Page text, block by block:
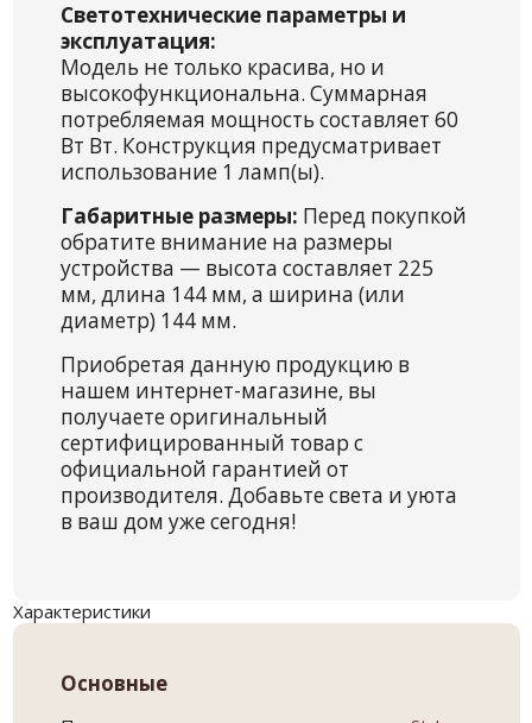
Светотехнические параметры и
эксплуатация:
Модель не только красива, но и
высокофункциональна. Суммарная
потребляемая мощность составляет 60
Вт Вт. Конструкция предусматривает
использование 1 ламп(ы).
Габаритные размеры: Перед покупкой
обратите внимание на размеры
устройства — высота составляет 225
мм, длина 144 мм, а ширина (или
диаметр) 144 мм.
Приобретая данную продукцию в
нашем интернет-магазине, вы
получаете оригинальный
сертифицированный товар с
официальной гарантией от
производителя. Добавьте света и уюта
в ваш дом уже сегодня!
Характеристики
Основные